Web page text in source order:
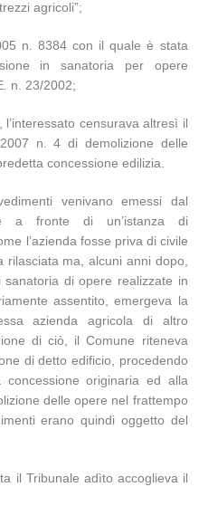
agricoli”;
n. 8384 con il quale è stata
in sanatoria per opere
n. 23/2002;
censurava altresì il
n. 4 di demolizione delle
concessione edilizia.
venivano emessi dal
a fronte di un’istanza di
l’azienda fosse priva di civile
ma, alcuni anni dopo,
di opere realizzate in
assentito, emergeva la
azienda agricola di altro
di ciò, il Comune riteneva
di detto edificio, procedendo
concessione originaria ed alla
delle opere nel frattempo
erano quindi oggetto del
il Tribunale adìto accoglieva il